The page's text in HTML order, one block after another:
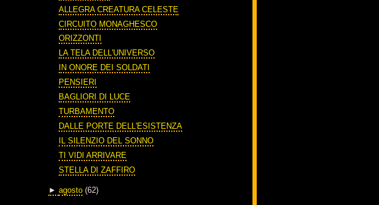
ALLEGRA CREATURA CELESTE
CIRCUITO MONAGHESCO
ORIZZONTI
LA TELA DELL'UNIVERSO
IN ONORE DEI SOLDATI
PENSIERI
BAGLIORI DI LUCE
TURBAMENTO
DALLE PORTE DELL'ESISTENZA
IL SILENZIO DEL SONNO
TI VIDI ARRIVARE
STELLA DI ZAFFIRO
► agosto (62)